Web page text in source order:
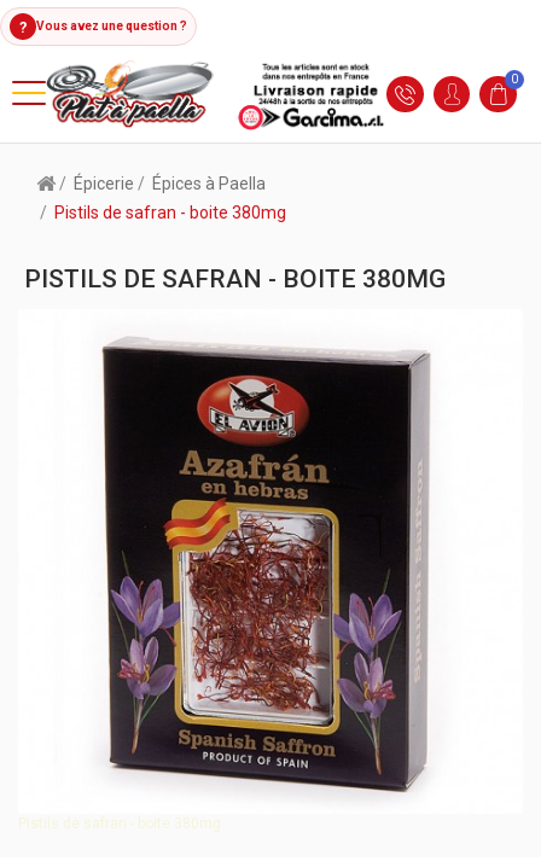
? Vous avez une question ?
0
Épicerie
Épices à Paella
Pistils de safran - boite 380mg
PISTILS DE SAFRAN - BOITE 380MG
Pistils de safran - boite 380mg